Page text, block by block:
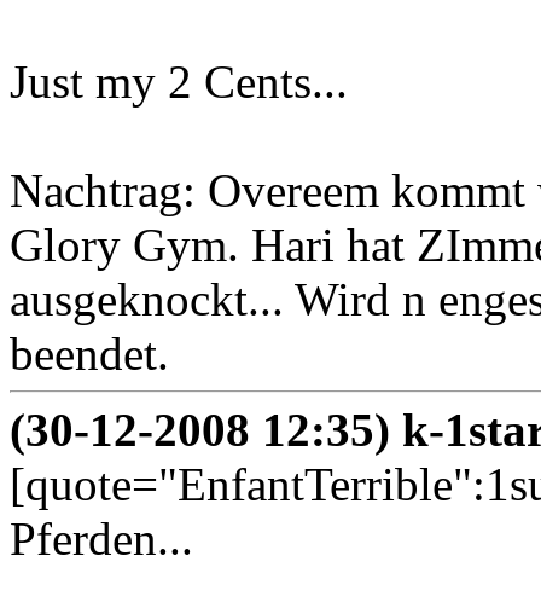
Just my 2 Cents...
Nachtrag: Overeem
Glory Gym. Hari hat
ausgeknockt... Wird n
beendet.
(30-12-2008 12:35) k-
Pferden...